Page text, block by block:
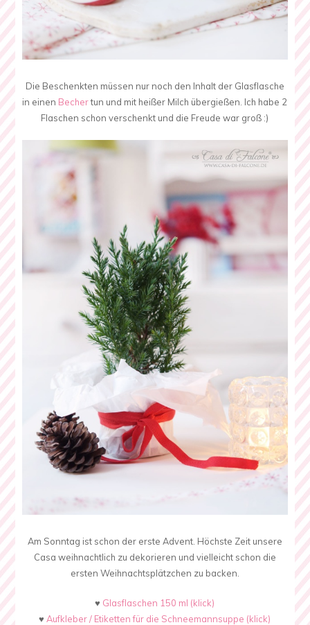
Die Beschenkten müssen nur noch den Inhalt der Glasflasche
in einen Bechertun und mit heißer Milch übergießen. Ich habe 2
Flaschen schon verschenkt und die Freude war groß :)
Am Sonntag ist schon der erste Advent. Höchste Zeit unsere
Casa weihnachtlich zu dekorieren und vielleicht schon die
ersten Weihnachtsplätzchen zu backen.
♥ Glasflaschen 150 ml (klick)
♥Aufkleber / Etiketten für die Schneemannsuppe (klick)